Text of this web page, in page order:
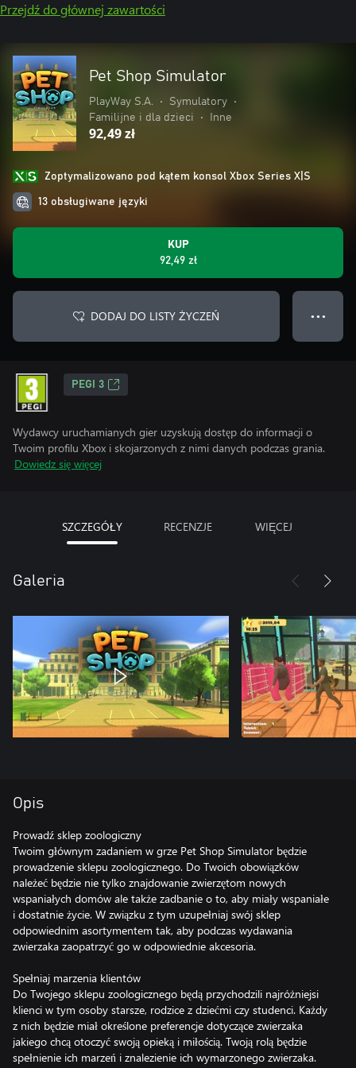
Przejdź do głównej zawartości
Pet Shop Simulator
PlayWay S.A. • Symulatory
•
Familijne i dla dzieci
• Inne
92,49 zł
Zoptymalizowano pod kątem konsol Xbox Series X|S
13 obsługiwane języki
KUP
92,49 zł
DODAJ DO LISTY ŻYCZEŃ ● ● ●
PEGI 3
Wydawcy uruchamianych gier uzyskują dostęp do informacji o
Twoim profilu Xbox i skojarzonych z nimi danych podczas grania.
Dowiedz się więcej
SZCZEGÓŁY RECENZJE WIĘCEJ
Galeria
Opis
Prowadź sklep zoologiczny
Twoim głównym zadaniem w grze Pet Shop Simulator będzie
prowadzenie sklepu zoologicznego. Do Twoich obowiązków
należeć będzie nie tylko znajdowanie zwierzętom nowych
wspaniałych domów ale także zadbanie o to, aby miały wspaniałe
i dostatnie życie. W związku z tym uzupełniaj swój sklep
odpowiednim asortymentem tak, aby podczas wydawania
zwierzaka zaopatrzyć go w odpowiednie akcesoria.
Spełniaj marzenia klientów
Do Twojego sklepu zoologicznego będą przychodzili najróżniejsi
klienci w tym osoby starsze, rodzice z dziećmi czy studenci. Każdy
z nich będzie miał określone preferencje dotyczące zwierzaka
jakiego chcą otoczyć swoją opieką i miłością. Twoją rolą będzie
spełnienie ich marzeń i znalezienie ich wymarzonego zwierzaka.